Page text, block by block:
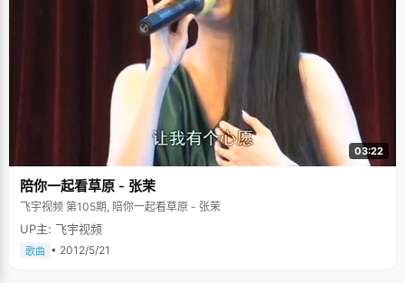
03:22
陪你一起看草原 - 张茉
飞宇视频 第105期, 陪你一起看草原 - 张茉
UP主: 飞宇视频
歌曲 • 2012/5/21